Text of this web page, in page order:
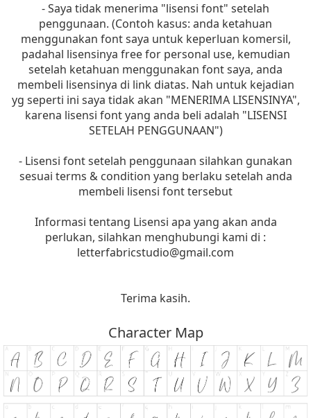
- Saya tidak menerima "lisensi font" setelah
penggunaan. (Contoh kasus: anda ketahuan
menggunakan font saya untuk keperluan komersil,
padahal lisensinya free for personal use, kemudian
setelah ketahuan menggunakan font saya, anda
membeli lisensinya di link diatas. Nah untuk kejadian
yg seperti ini saya tidak akan "MENERIMA LISENSINYA",
karena lisensi font yang anda beli adalah "LISENSI
SETELAH PENGGUNAAN")
- Lisensi font setelah penggunaan silahkan gunakan
sesuai terms & condition yang berlaku setelah anda
membeli lisensi font tersebut
Informasi tentang Lisensi apa yang akan anda
perlukan, silahkan menghubungi kami di :
letterfabricstudio@gmail.com
Terima kasih.
Character Map